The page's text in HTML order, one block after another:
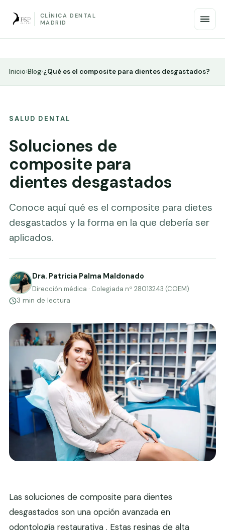
CLÍNICA DENTAL
MADRID
Inicio›Blog›¿Qué es el composite para dientes desgastados?
SALUD DENTAL
Soluciones de
composite para
dientes desgastados
Conoce aquí qué es el composite para dietes
desgastados y la forma en la que debería ser
aplicados.
Dra. Patricia Palma Maldonado
Dirección médica · Colegiada nº 28013243 (COEM)
3 min de lectura
Las soluciones de composite para dientes
desgastados son una opción avanzada en
odontología restaurativa . Estas resinas de alta